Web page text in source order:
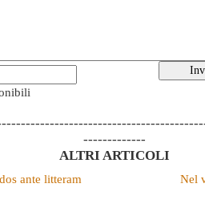
-------------
ALTRI ARTICOLI
ante litteram Nel